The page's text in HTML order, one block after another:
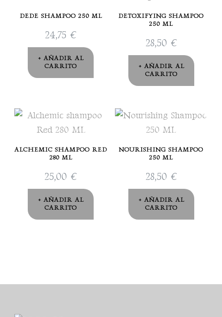
DEDE SHAMPOO 250 ML
24,75 €
AÑADIR AL
CARRITO
DETOXIFYING SHAMPOO
250 ML
28,50 €
AÑADIR AL
CARRITO
ALCHEMIC SHAMPOO RED
280 ML
25,00 €
AÑADIR AL
CARRITO
NOURISHING SHAMPOO
250 ML
28,50 €
AÑADIR AL
CARRITO